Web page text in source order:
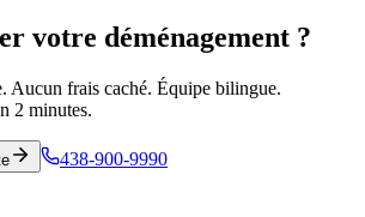
votre déménagement ?
Aucun frais caché. Équipe bilingue.
2 minutes.
438-900-9990